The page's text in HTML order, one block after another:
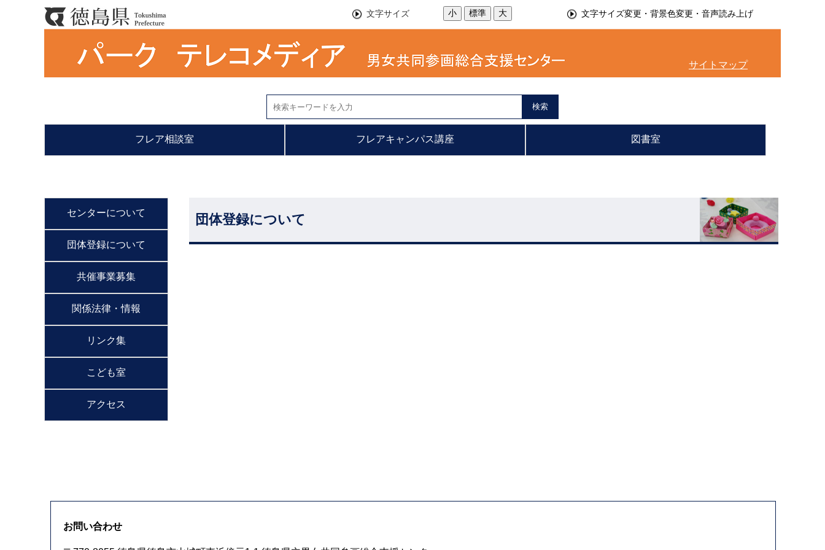
文字サイズ 小 標準 大 文字サイズ変更・背景色変更・音声読み上げ
サイトマップ
検索
フレア相談室 フレアキャンパス講座 図書室
センターについて
団体登録について
共催事業募集
関係法律・情報
リンク集
こども室
アクセス
団体登録について
お問い合わせ